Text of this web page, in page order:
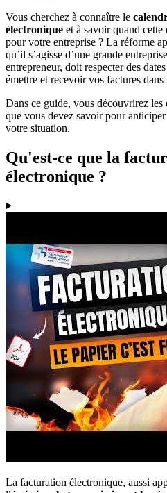
Vous cherchez à connaître le
électronique et à savoir quand
pour votre entreprise ? La réforme
qu’il s’agisse d’une grande
entrepreneur, doit respecter des
émettre et recevoir vos factures
Dans ce guide, vous découvrirez
que vous devez savoir pour
votre situation.
Qu'est-ce que la
électronique ?
La facturation électronique, aussi